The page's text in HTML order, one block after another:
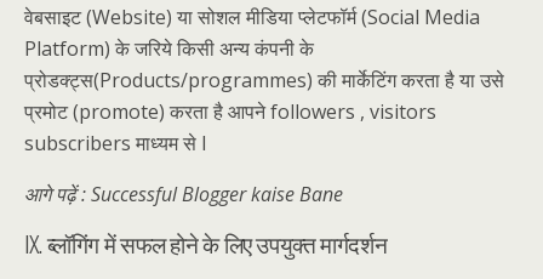
वेबसाइट (Website) या सोशल मीडिया प्लेटफॉर्म (Social Media
Platform) के जरिये किसी अन्य कंपनी के
प्रोडक्ट्स(Products/programmes) की मार्केटिंग करता है या उसे
प्रमोट (promote) करता है आपने followers , visitors
subscribers माध्यम से I
आगे पढ़ें : Successful Blogger kaise Bane
IX. ब्लॉगिंग में सफल होने के लिए उपयुक्त मार्गदर्शन